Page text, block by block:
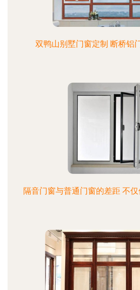
双鸭山别墅门窗定制 断桥铝
隔音门窗与普通门窗的差距 不